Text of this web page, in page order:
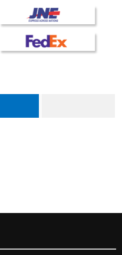
DENGAN TRAKSI
Maintenance
Traction